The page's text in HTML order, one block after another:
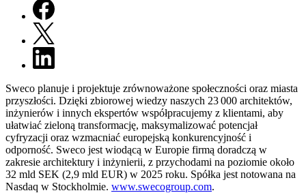
Sweco planuje i projektuje zrównoważone społeczności oraz miasta
przyszłości. Dzięki zbiorowej wiedzy naszych 23 000 architektów,
inżynierów i innych ekspertów współpracujemy z klientami, aby
ułatwiać zieloną transformację, maksymalizować potencjał
cyfryzacji oraz wzmacniać europejską konkurencyjność i
odporność. Sweco jest wiodącą w Europie firmą doradczą w
zakresie architektury i inżynierii, z przychodami na poziomie około
32 mld SEK (2,9 mld EUR) w 2025 roku. Spółka jest notowana na
Nasdaq w Stockholmie. www.swecogroup.com.